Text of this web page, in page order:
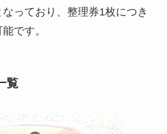
っており、整理券1枚につき
です。
覧